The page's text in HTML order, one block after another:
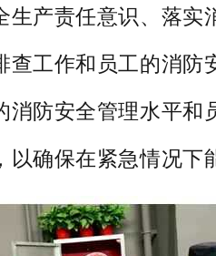
生产责任意识、落实
查工作和员工的消防
消防安全管理水平和
以确保在紧急情况下